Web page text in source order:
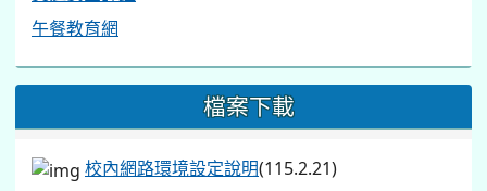
午餐教育網
檔案下載
校內網路環境設定說明(115.2.21)